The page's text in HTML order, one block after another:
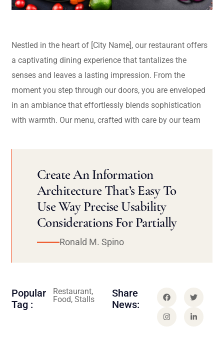
Nestled in the heart of [City Name], our restaurant offers
a captivating dining experience that tantalizes the
senses and leaves a lasting impression. From the
moment you step through our doors, you are enveloped
in an ambiance that effortlessly blends sophistication
with warmth. Our menu, crafted with care by our team
Create An Information
Architecture That’s Easy To
Use Way Precise Usability
Considerations For Partially
Ronald M. Spino
Popular
Tag :
Restaurant,
Food, Stalls
Share
News: